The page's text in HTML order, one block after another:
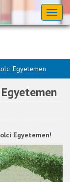
Egyetemen
Egyetemen!